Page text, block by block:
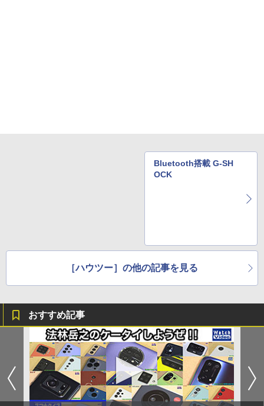
Bluetooth搭載 G-SH
OCK
［ハウツー］の他の記事を見る
おすすめ記事